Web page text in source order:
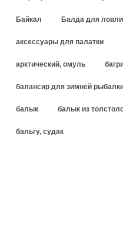
Байкал Балда для
аксессуары для палатки
арктический, омуль
балансир для зимней
балык балык из
бальгу, судак